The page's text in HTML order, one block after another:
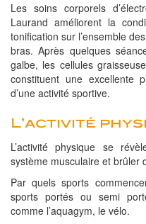
Les soins corporels
Laurand améliorent la
tonification sur l’ensemble
bras. Après quelques
galbe, les cellules
constituent une excellente
d’une activité sportive.
L’activité
L’activité physique se
système musculaire et brûler
Par quels sports
sports portés ou semi
comme l’aquagym, le vélo.